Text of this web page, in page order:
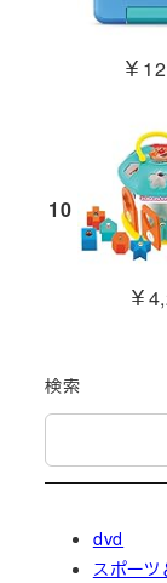
￥
10
￥
検索
dvd
スポーツ